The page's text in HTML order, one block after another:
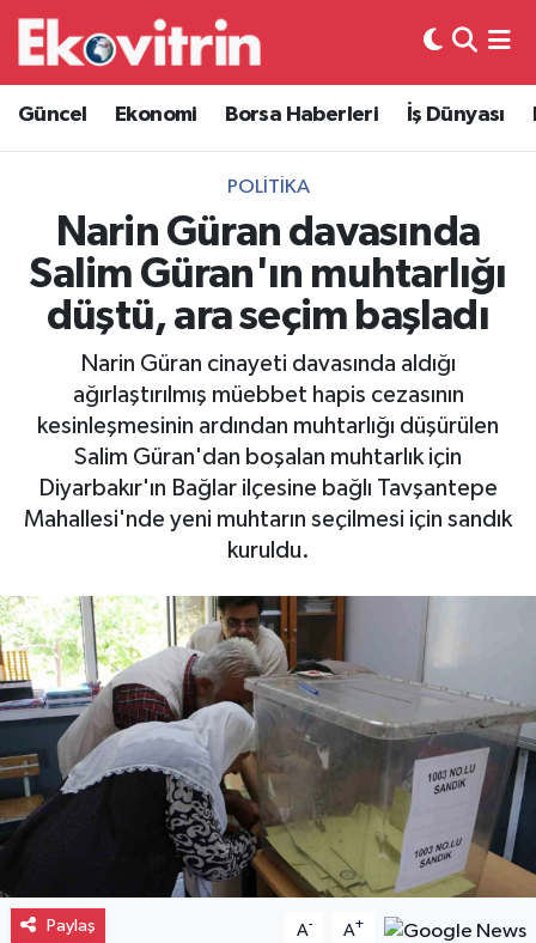
Güncel Ekonomi Borsa Haberleri İş Dünyası
POLITIKA
Narin Güran davasında
Salim Güran'ın muhtarlığı
düştü, ara seçim başladı
Narin Güran cinayeti davasında aldığı
ağırlaştırılmış müebbet hapis cezasının
kesinleşmesinin ardından muhtarlığı düşürülen
Salim Güran'dan boşalan muhtarlık için
Diyarbakır'ın Bağlar ilçesine bağlı Tavşantepe
Mahallesi'nde yeni muhtarın seçilmesi için sandık
kuruldu.
Paylaş A- A+
Güncel
Ekonomi
Borsa Haberleri
İş Dünyası
Lojistik
Otovitrin
Asayiş
Magazin
Spor
Eğitim
Hava Durumu
Trafik Durumu
Süper Lig Puan Durumu ve Fikstür
Tüm Manşetler
Son Dakika Haberleri
Haber Arşivi